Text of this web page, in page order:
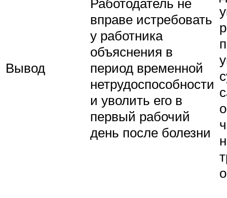
Вывод
вправе истребовать
у работника
объяснения в
период временной
нетрудоспособности
и уволить его в
первый рабочий
день после болезни